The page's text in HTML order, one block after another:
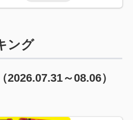
ング
～08.06）